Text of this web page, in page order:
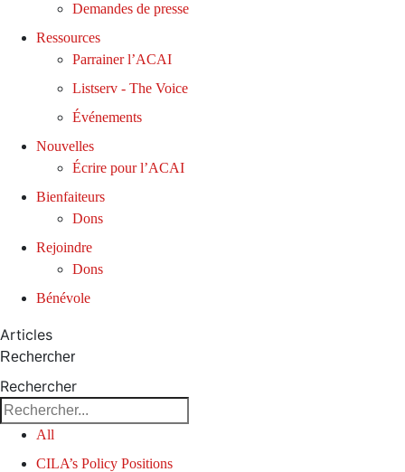
Demandes de presse
Ressources
Parrainer l’ACAI
Listserv - The Voice
Événements
Nouvelles
Écrire pour l’ACAI
Bienfaiteurs
Dons
Rejoindre
Dons
Bénévole
Articles
Rechercher
Rechercher
All
CILA’s Policy Positions